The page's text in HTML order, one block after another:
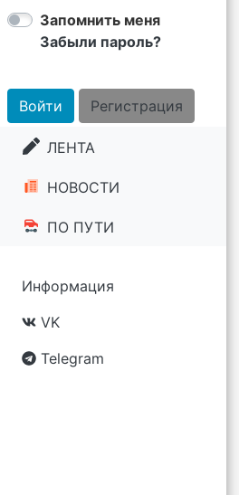
Запомнить меня
Забыли пароль?
Войти Регистрация
ЛЕНТА
НОВОСТИ
ПО ПУТИ
Информация
VK
Telegram